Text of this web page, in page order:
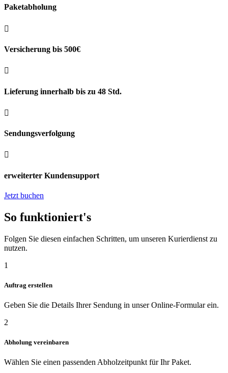
Paketabholung

Versicherung bis 500€

Lieferung innerhalb bis zu 48 Std.

Sendungsverfolgung

erweiterter Kundensupport
Jetzt buchen
So funktioniert's
Folgen Sie diesen einfachen Schritten, um unseren Kurierdienst zu
nutzen.
1
Auftrag erstellen
Geben Sie die Details Ihrer Sendung in unser Online-Formular ein.
2
Abholung vereinbaren
Wählen Sie einen passenden Abholzeitpunkt für Ihr Paket.